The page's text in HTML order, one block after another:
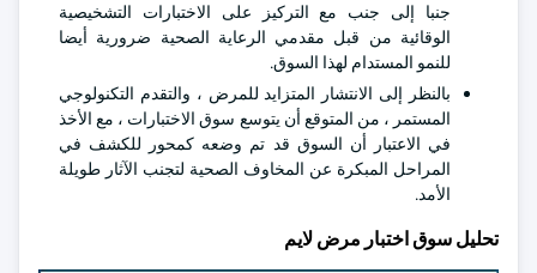
جنبا إلى جنب مع التركيز على الاختبارات التشخيصية
الوقائية من قبل مقدمي الرعاية الصحية ضرورية أيضا
للنمو المستدام لهذا السوق.
بالنظر إلى الانتشار المتزايد للمرض ، والتقدم التكنولوجي
المستمر ، من المتوقع أن يتوسع سوق الاختبارات ، مع الأخذ
في الاعتبار أن السوق قد تم وضعه كمحور للكشف في
المراحل المبكرة عن المخاوف الصحية لتجنب الآثار طويلة
الأمد.
تحليل سوق اختبار مرض لايم